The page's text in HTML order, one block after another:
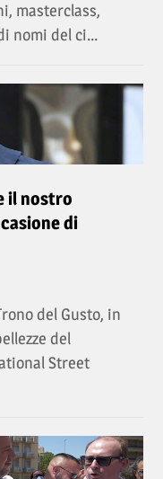
masterclass,
nomi del ci...
il nostro
di
del Gusto, in
del
Street